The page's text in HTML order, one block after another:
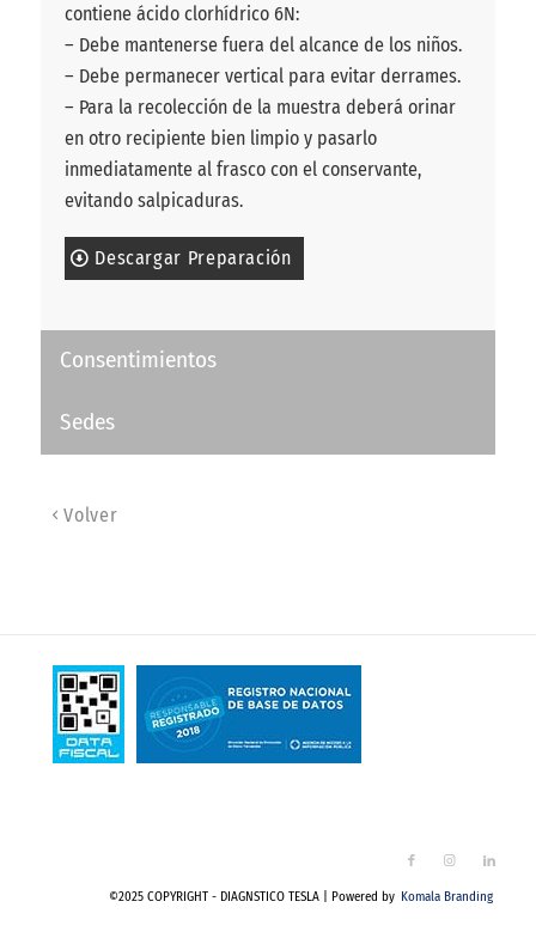
contiene ácido clorhídrico 6N:
– Debe mantenerse fuera del alcance de los niños.
– Debe permanecer vertical para evitar derrames.
– Para la recolección de la muestra deberá orinar
en otro recipiente bien limpio y pasarlo
inmediatamente al frasco con el conservante,
evitando salpicaduras.
Descargar Preparación
Consentimientos
Sedes
Volver
©2025 COPYRIGHT - DIAGNSTICO TESLA | Powered by Komala Branding